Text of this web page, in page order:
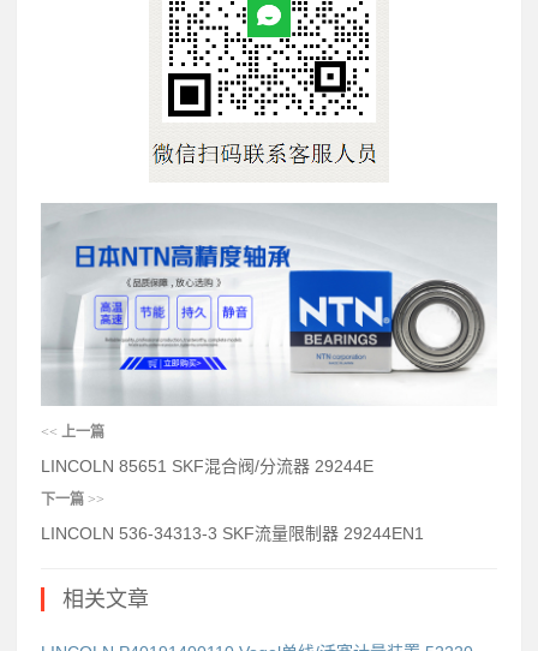
<< 上一篇
LINCOLN 85651 SKF混合阀/分流器 29244E
下一篇 >>
LINCOLN 536-34313-3 SKF流量限制器 29244EN1
相关文章